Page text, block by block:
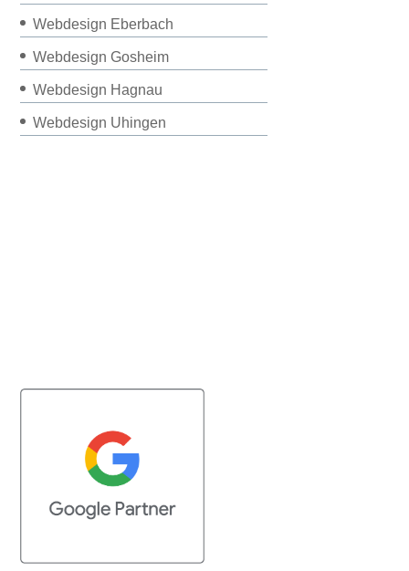
Webdesign Eberbach
Webdesign Gosheim
Webdesign Hagnau
Webdesign Uhingen